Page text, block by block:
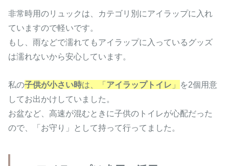
非常時用のリュックは、カテゴリ別にアイラップに入れ
ていますので軽いです。
もし、雨などで濡れてもアイラップに入っているグッズ
は濡れないから安心しています。
私の子供が小さい時は、「アイラップトイレ 」 を2個用意
してお出かけしていました。
お盆など、高速が混むときに子供のトイレが心配だった
ので、「お守り」として持って行ってました。